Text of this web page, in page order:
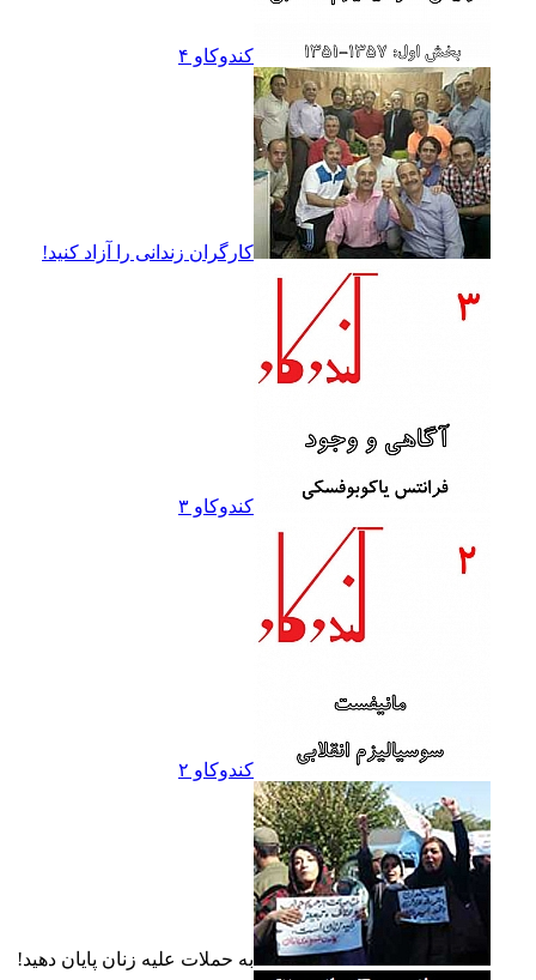
کندوکاو ۴
کارگران زندانى را آزاد کنيد!
کندوکاو ۳
کندوکاو ۲
به حملات عليه زنان پايان دهيد!